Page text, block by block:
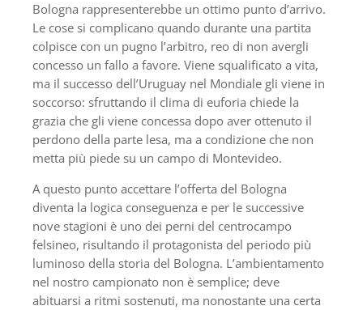
Bologna rappresenterebbe un ottimo punto d’arrivo.
Le cose si complicano quando durante una partita
colpisce con un pugno l’arbitro, reo di non avergli
concesso un fallo a favore. Viene squalificato a vita,
ma il successo dell’Uruguay nel Mondiale gli viene in
soccorso: sfruttando il clima di euforia chiede la
grazia che gli viene concessa dopo aver ottenuto il
perdono della parte lesa, ma a condizione che non
metta più piede su un campo di Montevideo.
A questo punto accettare l’offerta del Bologna
diventa la logica conseguenza e per le successive
nove stagioni è uno dei perni del centrocampo
felsineo, risultando il protagonista del periodo più
luminoso della storia del Bologna. L’ambientamento
nel nostro campionato non è semplice; deve
abituarsi a ritmi sostenuti, ma nonostante una certa